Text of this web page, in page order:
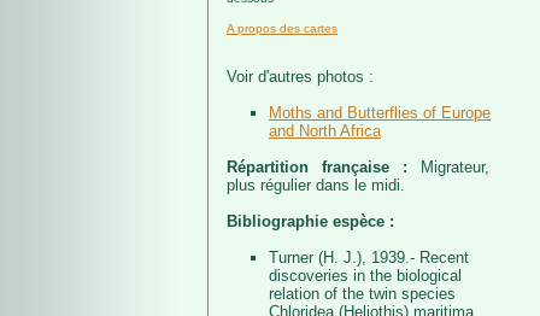
A propos des cartes
Voir d'autres photos :
Moths and Butterflies of Europe
and North Africa
Répartition française :
Migrateur,
plus régulier dans le midi.
Bibliographie espèce :
Turner (H. J.), 1939.- Recent
discoveries in the biological
relation of the twin species
Chloridea (Heliothis) maritima